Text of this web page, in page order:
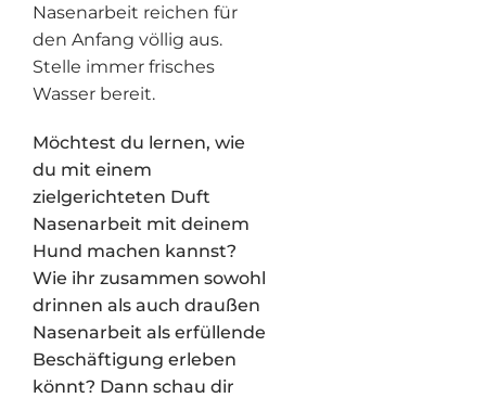
Nasenarbeit reichen für
den Anfang völlig aus.
Stelle immer frisches
Wasser bereit.
Möchtest du lernen, wie
du mit einem
zielgerichteten Duft
Nasenarbeit mit deinem
Hund machen kannst?
Wie ihr zusammen sowohl
drinnen als auch draußen
Nasenarbeit als erfüllende
Beschäftigung erleben
könnt? Dann schau dir